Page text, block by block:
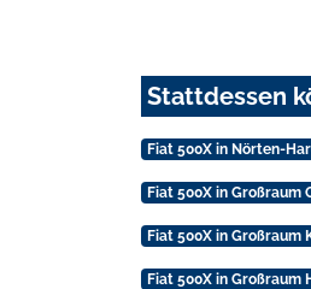
Stattdessen
Fiat 500X in Nörten-
Fiat 500X in Großraum
Fiat 500X in Großraum
Fiat 500X in Großraum